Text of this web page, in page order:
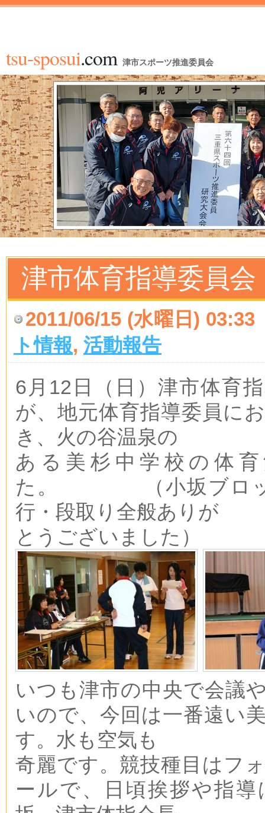
tsu-sposui.com 津市スポーツ推進委員会
津市体育指導委員会
2011/06/15 (水曜日) 03:33
ト情報, 活動報告
6月12日（日）津市体育
が、地元体育指導委員に
き、火の谷温泉の
ある美杉中学校の体
た。 （小坂ブロ
行・段取り全般ありが
とうございました）
いつも津市の中央で会議
いので、今回は一番遠い
す。水も空気も
奇麗です。競技種目はフ
ールで、日頃挨拶や指